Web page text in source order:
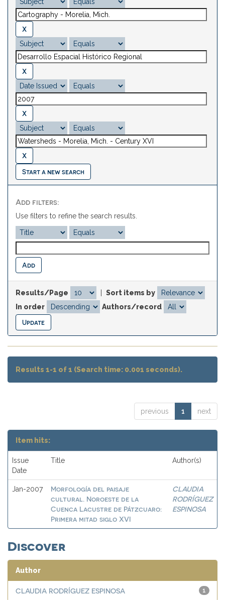
Start a new search
Add filters:
Use filters to refine the search results.
Results/Page
Sort items by
In order
Authors/record
Results 1-1 of 1 (Search time: 0.001 seconds).
previous 1 next
Item hits:
Issue
Date
Title Author(s)
Jan-2007
Morfología del paisaje
cultural. Noroeste de la
Cuenca Lacustre de Pátzcuaro:
Primera mitad siglo XVI
CLAUDIA
RODRÍGUEZ
ESPINOSA
Discover
Author
1
CLAUDIA RODRÍGUEZ ESPINOSA